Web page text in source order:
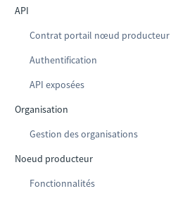
API
Contrat portail nœud producteur
Authentification
API exposées
Organisation
Gestion des organisations
Noeud producteur
Fonctionnalités